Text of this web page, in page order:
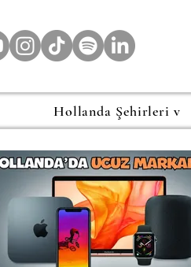
Hollanda Şehirleri v